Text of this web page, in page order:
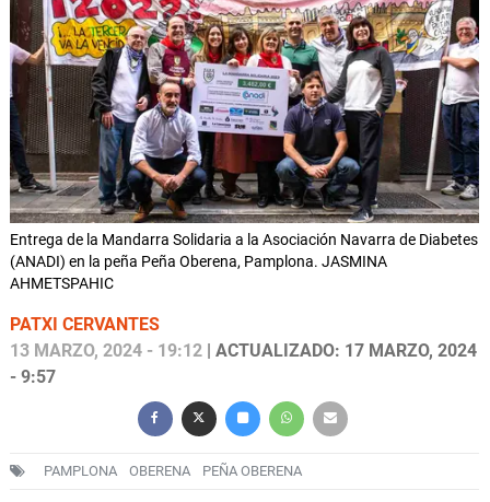
Entrega de la Mandarra Solidaria a la Asociación Navarra de Diabetes
(ANADI) en la peña Peña Oberena, Pamplona. JASMINA
AHMETSPAHIC
PATXI CERVANTES
13 MARZO, 2024 - 19:12 | ACTUALIZADO: 17 MARZO, 2024
- 9:57
PAMPLONA OBERENA PEÑA OBERENA